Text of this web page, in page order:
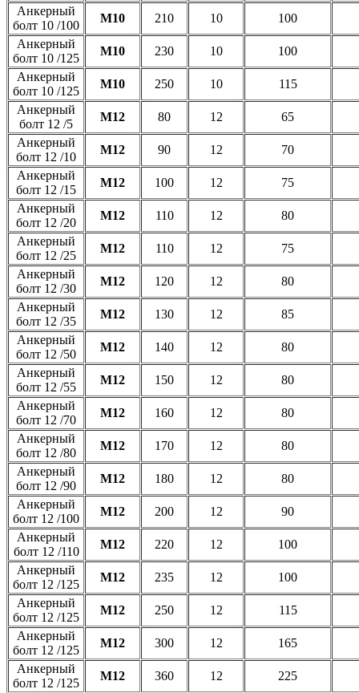
Анкерный
болт 10 /100
М10 210 10
100
Анкерный
болт 10 /125
М10 230 10
100
Анкерный
болт 10 /125
М10 250 10
115
Анкерный
болт 12 /5
М12 80 12
65
Анкерный
болт 12 /10
М12 90 12
70
Анкерный
болт 12 /15
М12 100 12
75
Анкерный
болт 12 /20
М12 110 12
80
Анкерный
болт 12 /25
М12 110 12
75
Анкерный
болт 12 /30
М12 120 12
80
Анкерный
болт 12 /35
М12 130 12
85
Анкерный
болт 12 /50
М12 140 12
80
Анкерный
болт 12 /55
М12 150 12
80
Анкерный
болт 12 /70
М12 160 12
80
Анкерный
болт 12 /80
М12 170 12
80
Анкерный
болт 12 /90
М12 180 12
80
Анкерный
болт 12 /100
М12 200 12
90
Анкерный
болт 12 /110
М12 220 12
100
Анкерный
болт 12 /125
М12 235 12
100
Анкерный
болт 12 /125
М12 250 12
115
Анкерный
болт 12 /125
М12 300 12
165
Анкерный
болт 12 /125
М12 360 12
225